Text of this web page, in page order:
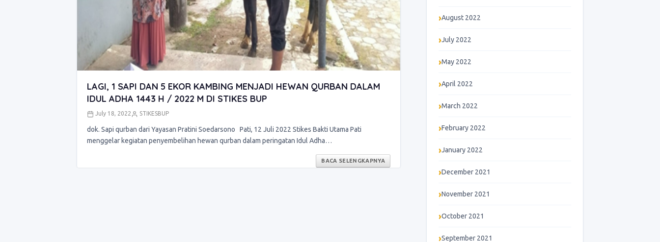
LAGI, 1 SAPI DAN 5 EKOR KAMBING MENJADI HEWAN QURBAN DALAM
IDUL ADHA 1443 H / 2022 M DI STIKES BUP
July 18, 2022 STIKESBUP
dok. Sapi qurban dari Yayasan Pratini Soedarsono Pati, 12 Juli 2022 Stikes Bakti Utama Pati
menggelar kegiatan penyembelihan hewan qurban dalam peringatan Idul Adha…
BACA SELENGKAPNYA
August 2022
July 2022
May 2022
April 2022
March 2022
February 2022
January 2022
December 2021
November 2021
October 2021
September 2021